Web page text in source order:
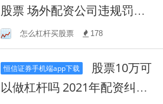
股票 场外配资公司违规罚款
标准及金额详解
怎么杠杆买股票 178
恒信证券手机端app下载
以做杠杆吗 2021年配资纠纷